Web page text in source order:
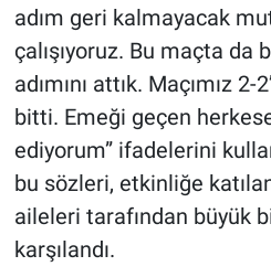
adım geri kalmayacak
çalışıyoruz. Bu maçta da
adımını attık. Maçımız
bitti. Emeği geçen
ediyorum” ifadelerini
bu sözleri, etkinliğe
aileleri tarafından büyük
karşılandı.